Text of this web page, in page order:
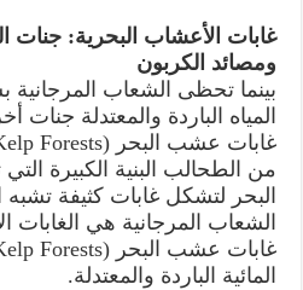
غابات الأعشاب البحرية: جنات
ومصائد الكربون
بينما تحظى الشعاب
المياه الباردة والمعتدلة
من الطحالب البنية الكبيرة
البحر لتشكل غابات كثيفة تشبه
الشعاب المرجانية هي الغابات
المائية الباردة والمعتدلة.